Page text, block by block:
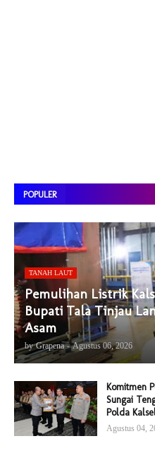
POPULER
TANAH LAUT
Pemulihan Listrik
Bupati Tala Tinjau
Asam
by Grapena - Agustus 06, 2026
Komitmen
Sungai
Polda
Agustus 04,